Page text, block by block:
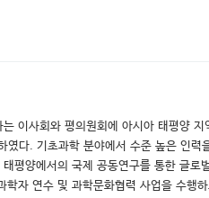
이사회와 평의원회에 아시아 태평양 지
다. 기초과학 분야에서 수준 높은 인력
평양에서의 국제 공동연구를 통한 글로
자 연수 및 과학문화협력 사업을 수행